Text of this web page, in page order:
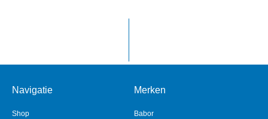
Navigatie
Shop
Merken
Babor